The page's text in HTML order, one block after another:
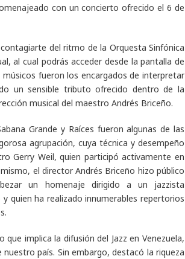
con un concierto ofrecido el 6 de
del ritmo de la Orquesta Sinfónica
al cual podrás acceder desde la pantalla de
fueron los encargados de interpretar
un sensible tributo ofrecido dentro de la
musical del maestro Andrés Briceño.
Grande y Raíces fueron algunas de las
agrupación, cuya técnica y desempeño
Gerry Weil, quien participó activamente en
el director Andrés Briceño hizo público
un homenaje dirigido a un jazzista
quien ha realizado innumerables repertorios
implica la difusión del Jazz en Venezuela,
país. Sin embargo, destacó la riqueza